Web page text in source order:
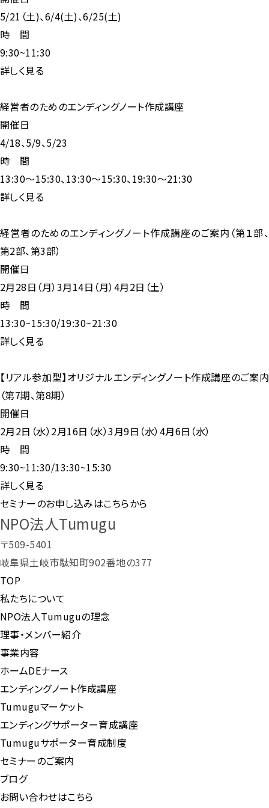
5/21（土)、6/4(土)、6/25(土)
時 間
9:30~11:30
詳しく見る
経営者のためのエンディングノート作成講座
開催日
4/18、5/9、5/23
時 間
13:30～15:30、13:30～15:30、19:30～21:30
詳しく見る
経営者のためのエンディングノート作成講座のご案内（第１部、
第2部、第3部）
開催日
2月28日（月）3月14日（月）4月2日（土）
時 間
13:30~15:30/19:30~21:30
詳しく見る
【リアル参加型】オリジナルエンディングノート作成講座のご案内
（第7期、第8期）
開催日
2月2日（水）2月16日（水）3月9日（水）4月6日（水）
時 間
9:30~11:30/13:30~15:30
詳しく見る
セミナーのお申し込みはこちらから
NPO法人Tumugu
〒509-5401
岐阜県土岐市駄知町902番地の377
TOP
私たちについて
NPO法人Tumuguの理念
理事・メンバー紹介
事業内容
ホームDEナース
エンディングノート作成講座
Tumuguマーケット
エンディングサポーター育成講座
Tumuguサポーター育成制度
セミナーのご案内
ブログ
お問い合わせはこちら